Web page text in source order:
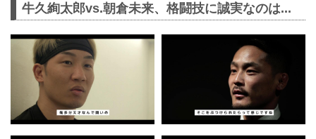
牛久絢太郎vs.朝倉未来、格闘技に誠実なのは...